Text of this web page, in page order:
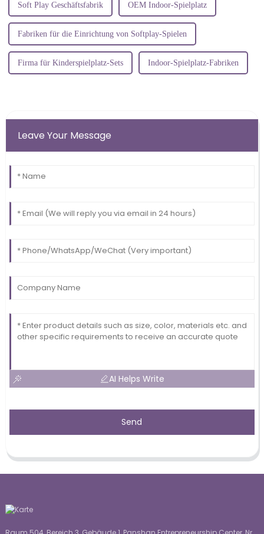
Soft Play Geschäftsfabrik OEM Indoor-Spielplatz
Fabriken für die Einrichtung von Softplay-Spielen
Firma für Kinderspielplatz-Sets Indoor-Spielplatz-Fabriken
Leave Your Message
AI Helps Write
Send